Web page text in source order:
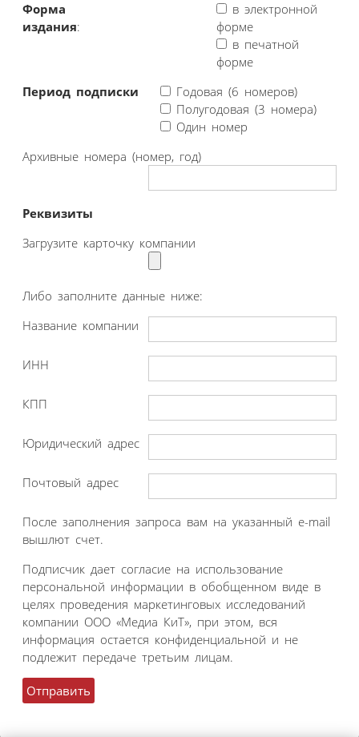
Форма
издания:
в электронной
форме
в печатной
форме
Период подписки
Годовая (6 номеров)
Полугодовая (3 номера)
Один номер
Архивные номера (номер, год)
Реквизиты
Загрузите карточку компании
Либо заполните данные ниже:
Название компании
ИНН
КПП
Юридический адрес
Почтовый адрес
После заполнения запроса вам на указанный e-mail
вышлют счет.
Подписчик дает согласие на использование
персональной информации в обобщенном виде в
целях проведения маркетинговых исследований
компании ООО «Медиа КиТ», при этом, вся
информация остается конфиденциальной и не
подлежит передаче третьим лицам.